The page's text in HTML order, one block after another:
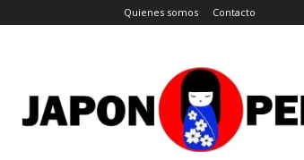
Quienes somos Contacto